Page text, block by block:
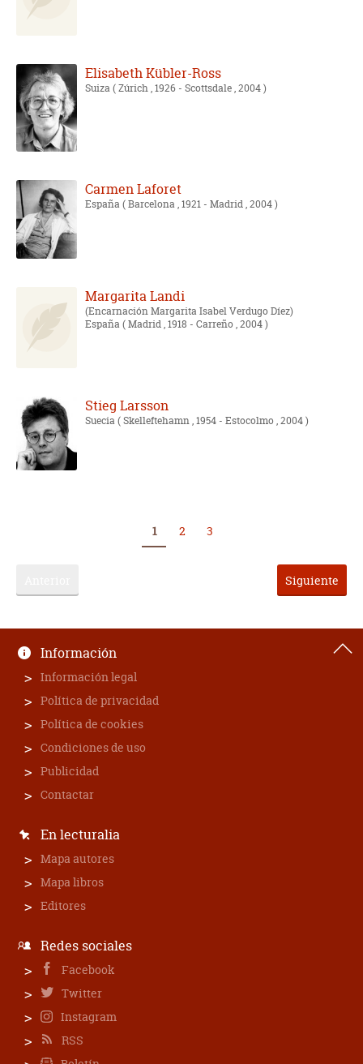
Elisabeth Kübler-Ross
Suiza( Zúrich , 1926 - Scottsdale , 2004 )
Carmen Laforet
España( Barcelona , 1921 - Madrid , 2004 )
Margarita Landi
Encarnación Margarita Isabel Verdugo Díez
España( Madrid , 1918 - Carreño , 2004 )
Stieg Larsson
Suecia( Skelleftehamn , 1954 - Estocolmo , 2004 )
1 2 3
Siguiente
Información
Información legal
Política de privacidad
Política de cookies
Condiciones de uso
Publicidad
Contactar
En lecturalia
Mapa autores
Mapa libros
Editores
Redes sociales
Facebook
Twitter
Instagram
RSS